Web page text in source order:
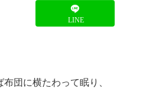
LINE
団に横たわって眠り、